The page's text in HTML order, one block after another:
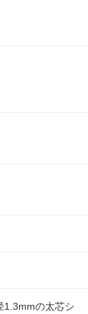
1.3mmの太芯シ